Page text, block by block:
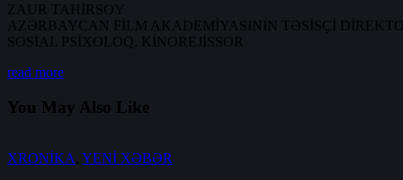
ZAUR TAHİRSOY
AZƏRBAYCAN FİLM AKADEMİYASININ TƏSİSÇİ
SOSİAL PSİXOLOQ, KİNOREJİSSOR
read more
You May Also Like
XRONİKA, YENİ XƏBƏR